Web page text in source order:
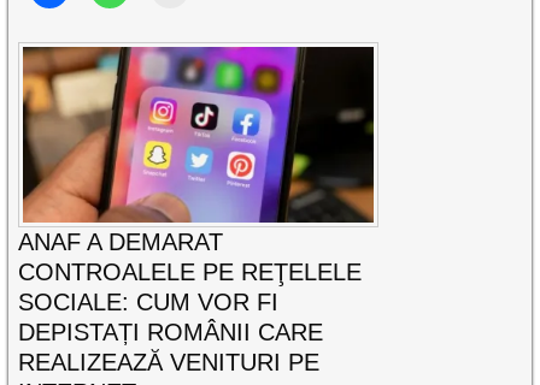
ANAF A DEMARAT
CONTROALELE PE REŢELELE
SOCIALE: CUM VOR FI
DEPISTAȚI ROMÂNII CARE
REALIZEAZĂ VENITURI PE